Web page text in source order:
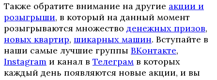
Также обратите внимание на другие акции и
розыгрыши, в который на данный момент
розыгрываются множество денежных призов,
новых квартир, шикарных машин. Вступайте в
наши самые лучшие группы ВКонтакте,
Instagram и канал в Телеграм в которых
каждый день появляются новые акции, и вы